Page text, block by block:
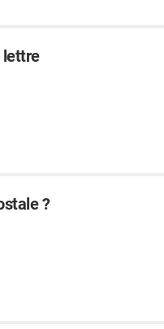
lettre
?